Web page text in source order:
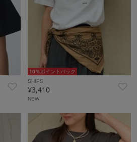
10％ポイントバック
SHIPS
¥3,410
NEW